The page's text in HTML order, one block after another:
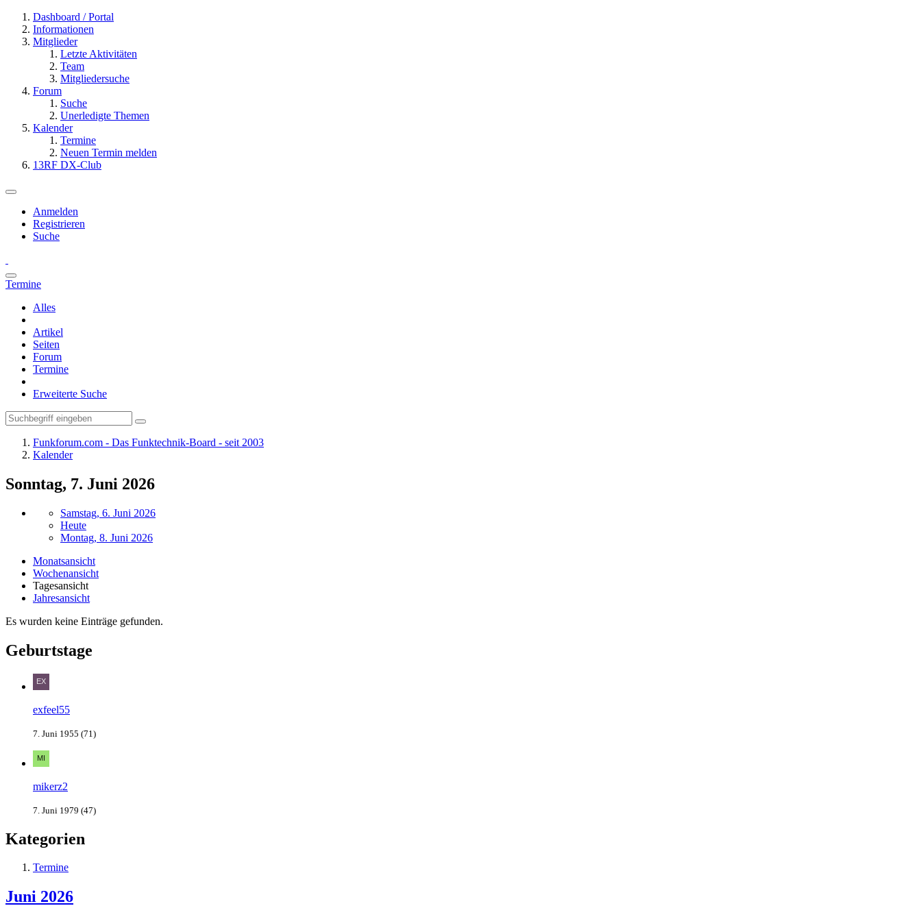
Dashboard / Portal
Informationen
Mitglieder
Letzte Aktivitäten
Team
Mitgliedersuche
Forum
Suche
Unerledigte Themen
Kalender
Termine
Neuen Termin melden
13RF DX-Club
Anmelden
Registrieren
Suche
Termine
Alles
Artikel
Seiten
Forum
Termine
Erweiterte Suche
Funkforum.com - Das Funktechnik-Board - seit 2003
Kalender
Sonntag, 7. Juni 2026
Samstag, 6. Juni 2026
Heute
Montag, 8. Juni 2026
Monatsansicht
Wochenansicht
Tagesansicht
Jahresansicht
Es wurden keine Einträge gefunden.
Geburtstage
exfeel55
7. Juni 1955 (71)
mikerz2
7. Juni 1979 (47)
Kategorien
Termine
Juni 2026